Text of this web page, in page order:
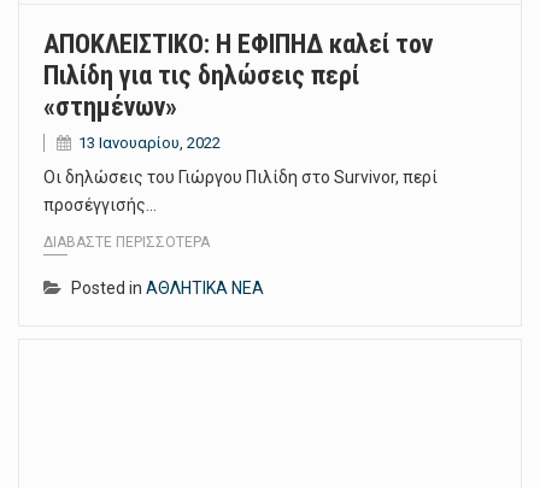
ΑΠΟΚΛΕΙΣΤΙΚΟ: Η ΕΦΙΠΗΔ καλεί τον
Πιλίδη για τις δηλώσεις περί
«στημένων»
13 Ιανουαρίου, 2022
Οι δηλώσεις του Γιώργου Πιλίδη στο Survivor, περί
προσέγγισής…
ΔΙΑΒΆΣΤΕ ΠΕΡΙΣΣΌΤΕΡΑ
Posted in ΑΘΛΗΤΙΚΑ ΝΕΑ